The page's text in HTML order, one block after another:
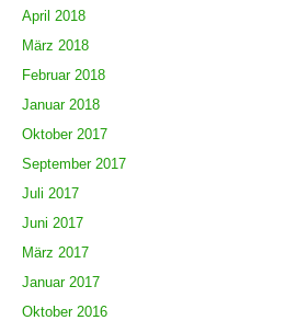
April 2018
März 2018
Februar 2018
Januar 2018
Oktober 2017
September 2017
Juli 2017
Juni 2017
März 2017
Januar 2017
Oktober 2016